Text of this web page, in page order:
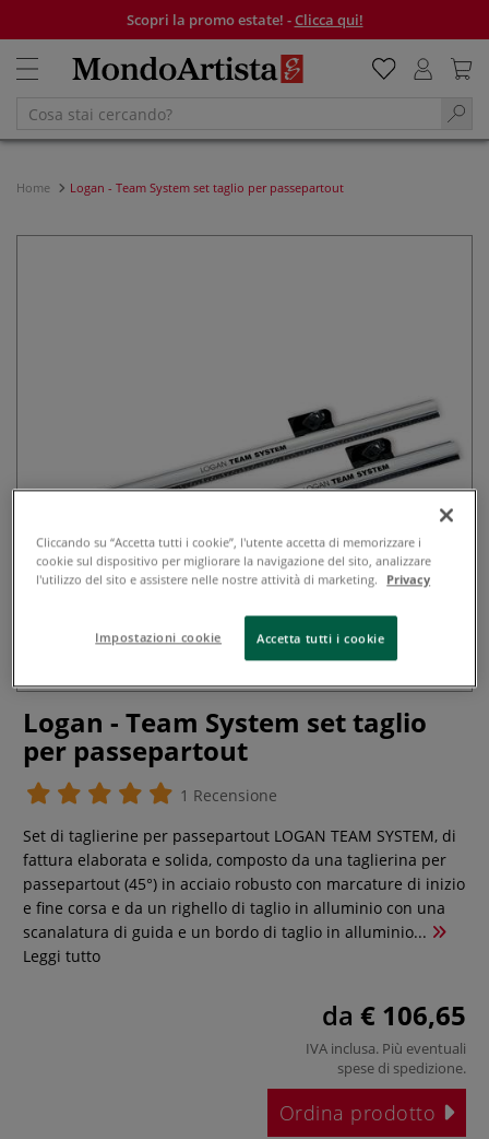
Scopri la promo estate! -Clicca qui!
Home Logan - Team System set taglio per passepartout
Logan - Team System set taglio
per passepartout
1 Recensione
Set di taglierine per passepartout LOGAN TEAM SYSTEM, di
fattura elaborata e solida, composto da una taglierina per
passepartout (45°) in acciaio robusto con marcature di inizio
e fine corsa e da un righello di taglio in alluminio con una
scanalatura di guida e un bordo di taglio in alluminio...
Leggi tutto
da € 106,65
IVA inclusa. Più eventuali
spese di spedizione.
Ordina prodotto
Cliccando su “Accetta tutti i cookie”, l'utente accetta di memorizzare i
cookie sul dispositivo per migliorare la navigazione del sito, analizzare
l'utilizzo del sito e assistere nelle nostre attività di marketing. Privacy
Impostazioni cookie Accetta tutti i cookie